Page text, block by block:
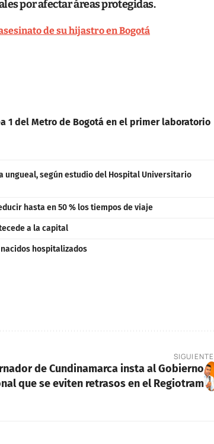
por afectar áreas protegidas.
de su hijastro en Bogotá
1 del Metro de Bogotá en el primer laboratorio
ungueal, según estudio del Hospital Universitario
hasta en 50 % los tiempos de viaje
a la capital
hospitalizados
SIGUIENTE
de Cundinamarca insta al Gobierno
que se eviten retrasos en el Regiotram